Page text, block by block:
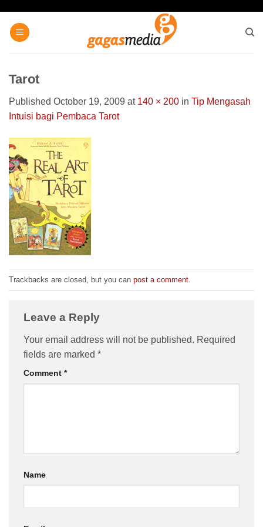
content
Tarot
Published October 19, 2009 at 140 × 200 in Tip Mengasah
Intuisi bagi Pembaca Tarot
Trackbacks are closed, but you can post a comment
Leave a Reply
Your email address will not be published. Required
fields are marked *
Comment *
Name